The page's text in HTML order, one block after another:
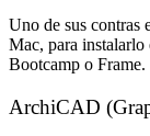
Uno de sus contras
Mac, para instalarlo
Bootcamp o Frame.
ArchiCAD